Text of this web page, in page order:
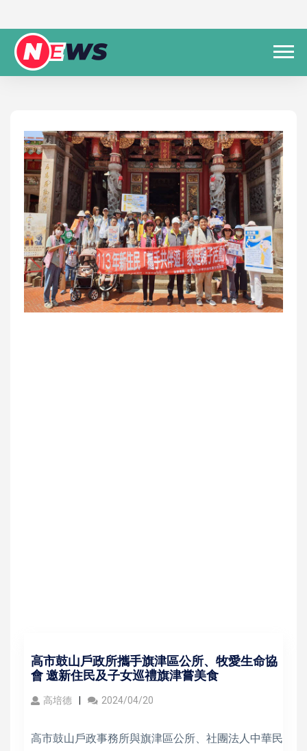
高市鼓山戶政所攜手旗津區公所、牧愛生命協
會 邀新住民及子女巡禮旗津嘗美食
高培德 2024/04/20
高市鼓山戶政事務所與旗津區公所、社團法人中華民